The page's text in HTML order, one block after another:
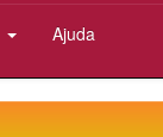
Ajuda